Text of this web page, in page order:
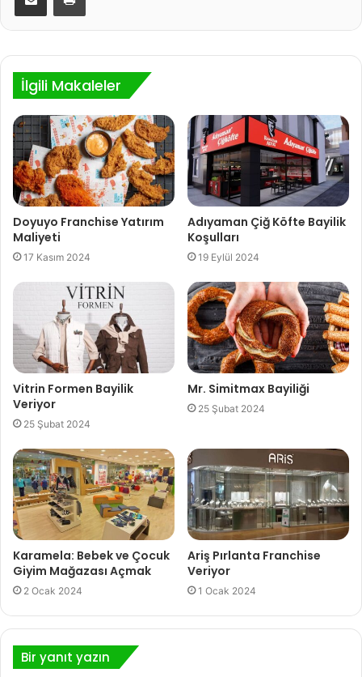
İlgili Makaleler
Doyuyo Franchise Yatırım
Maliyeti
17 Kasım 2024
Adıyaman Çiğ Köfte Bayilik
Koşulları
19 Eylül 2024
Vitrin Formen Bayilik
Veriyor
25 Şubat 2024
Mr. Simitmax Bayiliği
25 Şubat 2024
Karamela: Bebek ve Çocuk
Giyim Mağazası Açmak
2 Ocak 2024
Ariş Pırlanta Franchise
Veriyor
1 Ocak 2024
Bir yanıt yazın